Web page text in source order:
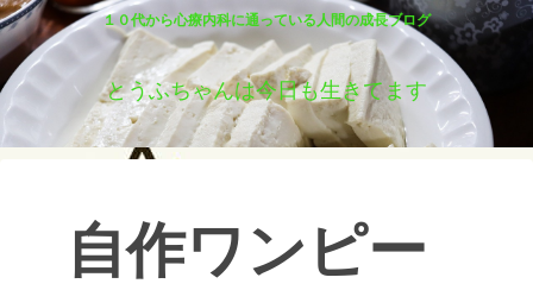
１０代から心療内科に通っている人間の成長ブログ
とうふちゃんは今日も生きてます
自作ワンピー